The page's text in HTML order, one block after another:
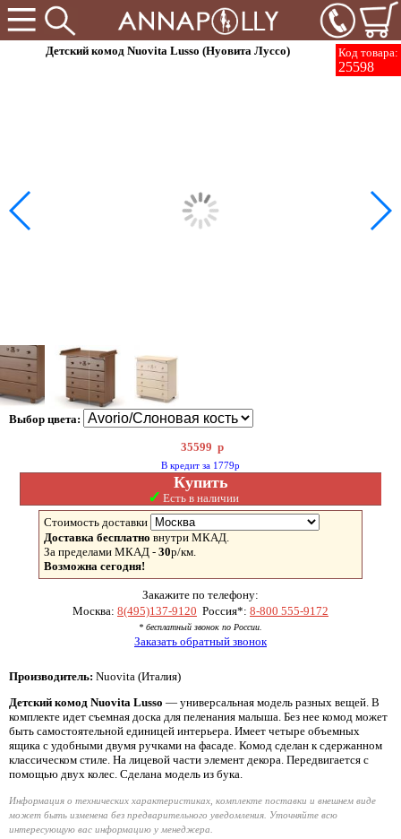
Код товара:
25598
Детский комод Nuovita Lusso (Нуовита Луссо)
Выбор цвета:
35599 р
В кредит за 1779р
Купить
✓ Есть в наличии
Стоимость доставки
Доставка бесплатно внутри МКАД.
За пределами МКАД - 30р/км.
Возможна сегодня!
Закажите по телефону:
Москва: 8(495)137-9120 Россия*: 8-800 555-9172
* бесплатный звонок по России.
Заказать обратный звонок
Производитель: Nuovita (Италия)
Детский комод Nuovita Lusso — универсальная модель разных вещей. В
комплекте идет съемная доска для пеленания малыша. Без нее комод может
быть самостоятельной единицей интерьера. Имеет четыре объемных
ящика с удобными двумя ручками на фасаде. Комод сделан к сдержанном
классическом стиле. На лицевой части элемент декора. Передвигается с
помощью двух колес. Сделана модель из бука.
Информация о технических характеристиках, комплекте поставки и внешнем виде
может быть изменена без предварительного уведомления. Уточняйте всю
интересующую вас информацию у менеджера.